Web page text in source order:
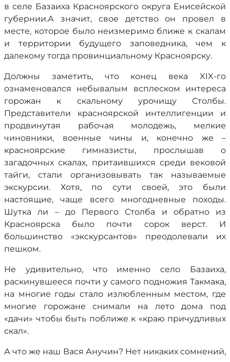
в селе Базаиха Красноярского округа Енисейской
губернии.А значит, свое детство он провел в
месте, которое было неизмеримо ближе к скалам
и территории будущего заповедника, чем к
далекому тогда провинциальному Красноярску.
Должны заметить, что конец века XIX-го
ознаменовался небывалым всплеском интереса
горожан к скальному урочищу Столбы.
Представители красноярской интеллигенции и
продвинутая рабочая молодежь, мелкие
чиновники, военные чины и, конечно же –
красноярские гимназисты, прослышав о
загадочных скалах, притаившихся среди вековой
тайги, стали организовывать так называемые
экскурсии. Хотя, по сути своей, это были
настоящие, чаще всего многодневные походы.
Шутка ли – до Первого Столба и обратно из
Красноярска было почти сорок верст. И
большинство «экскурсантов» преодолевали их
пешком.
Не удивительно, что именно село Базаиха,
раскинувшееся почти у самого подножия Такмака,
на многие годы стало излюбленным местом, где
многие горожане снимали на лето дома под
«дачи» чтобы быть поближе к «краю причудливых
скал».
А что же наш Вася Анучин? Нет никаких сомнений,